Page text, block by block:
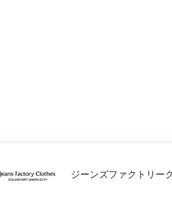
ジーンズファクトリー